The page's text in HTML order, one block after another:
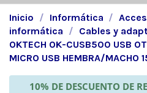
Inicio Informática
informática
Cables y
OKTECH OK-CUSB500 USB
MICRO USB HEMBRA/MACHO
10% DE DESCUENTO DE